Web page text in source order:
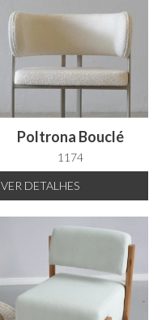
Poltrona Bouclé
1174
VER DETALHES